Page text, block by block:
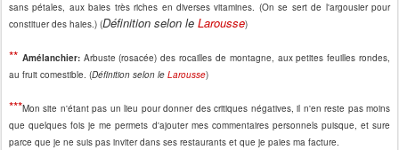
sans pétales, aux baies très riches en diverses vitamines. (On se sert de l'argousier pour
constituer des haies.) (Définition selon le Larousse)
** Amélanchier: Arbuste (rosacée) des rocailles de montagne, aux petites feuilles rondes,
au fruit comestible. (Définition selon le Larousse)
***Mon site n'étant pas un lieu pour donner des critiques négatives, il n'en reste pas moins
que quelques fois je me permets d'ajouter mes commentaires personnels puisque, et sure
parce que je ne suis pas inviter dans ses restaurants et que je paies ma facture.